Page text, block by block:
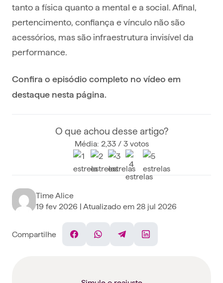
tanto a física quanto a mental e a social. Afinal,
pertencimento, confiança e vínculo não são
acessórios, mas são infraestrutura invisível da
performance.
Confira o episódio completo no vídeo em
destaque nesta página.
O que achou desse artigo?
Média: 2,33 / 3 votos
Time Alice
19 fev 2026 | Atualizado em 28 jul 2026
Compartilhe
FacebookWhatsAppTelegramLinkedin